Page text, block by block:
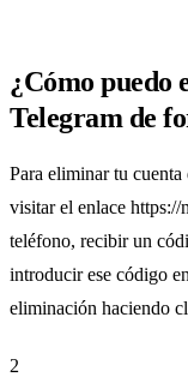
¿Cómo puedo
Telegram de
Para eliminar tu
visitar el enlace https://
teléfono, recibir un
introducir ese código
eliminación haciendo
2